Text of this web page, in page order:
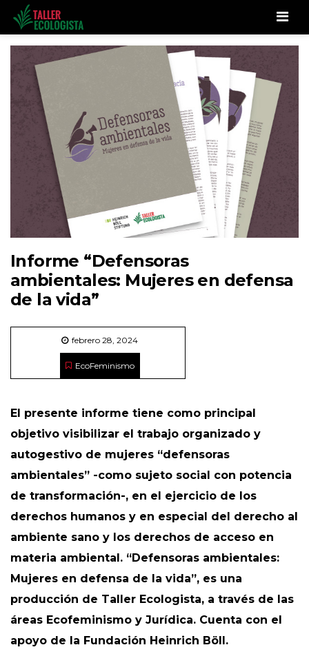
Informe “Defensoras
ambientales: Mujeres en defensa
de la vida”
febrero 28, 2024
EcoFeminismo
El presente informe tiene como principal
objetivo visibilizar el trabajo organizado y
autogestivo de mujeres “defensoras
ambientales” -como sujeto social con potencia
de transformación-, en el ejercicio de los
derechos humanos y en especial del derecho al
ambiente sano y los derechos de acceso en
materia ambiental. “Defensoras ambientales:
Mujeres en defensa de la vida”, es una
producción de Taller Ecologista, a través de las
áreas Ecofeminismo y Jurídica. Cuenta con el
apoyo de la Fundación Heinrich Böll.